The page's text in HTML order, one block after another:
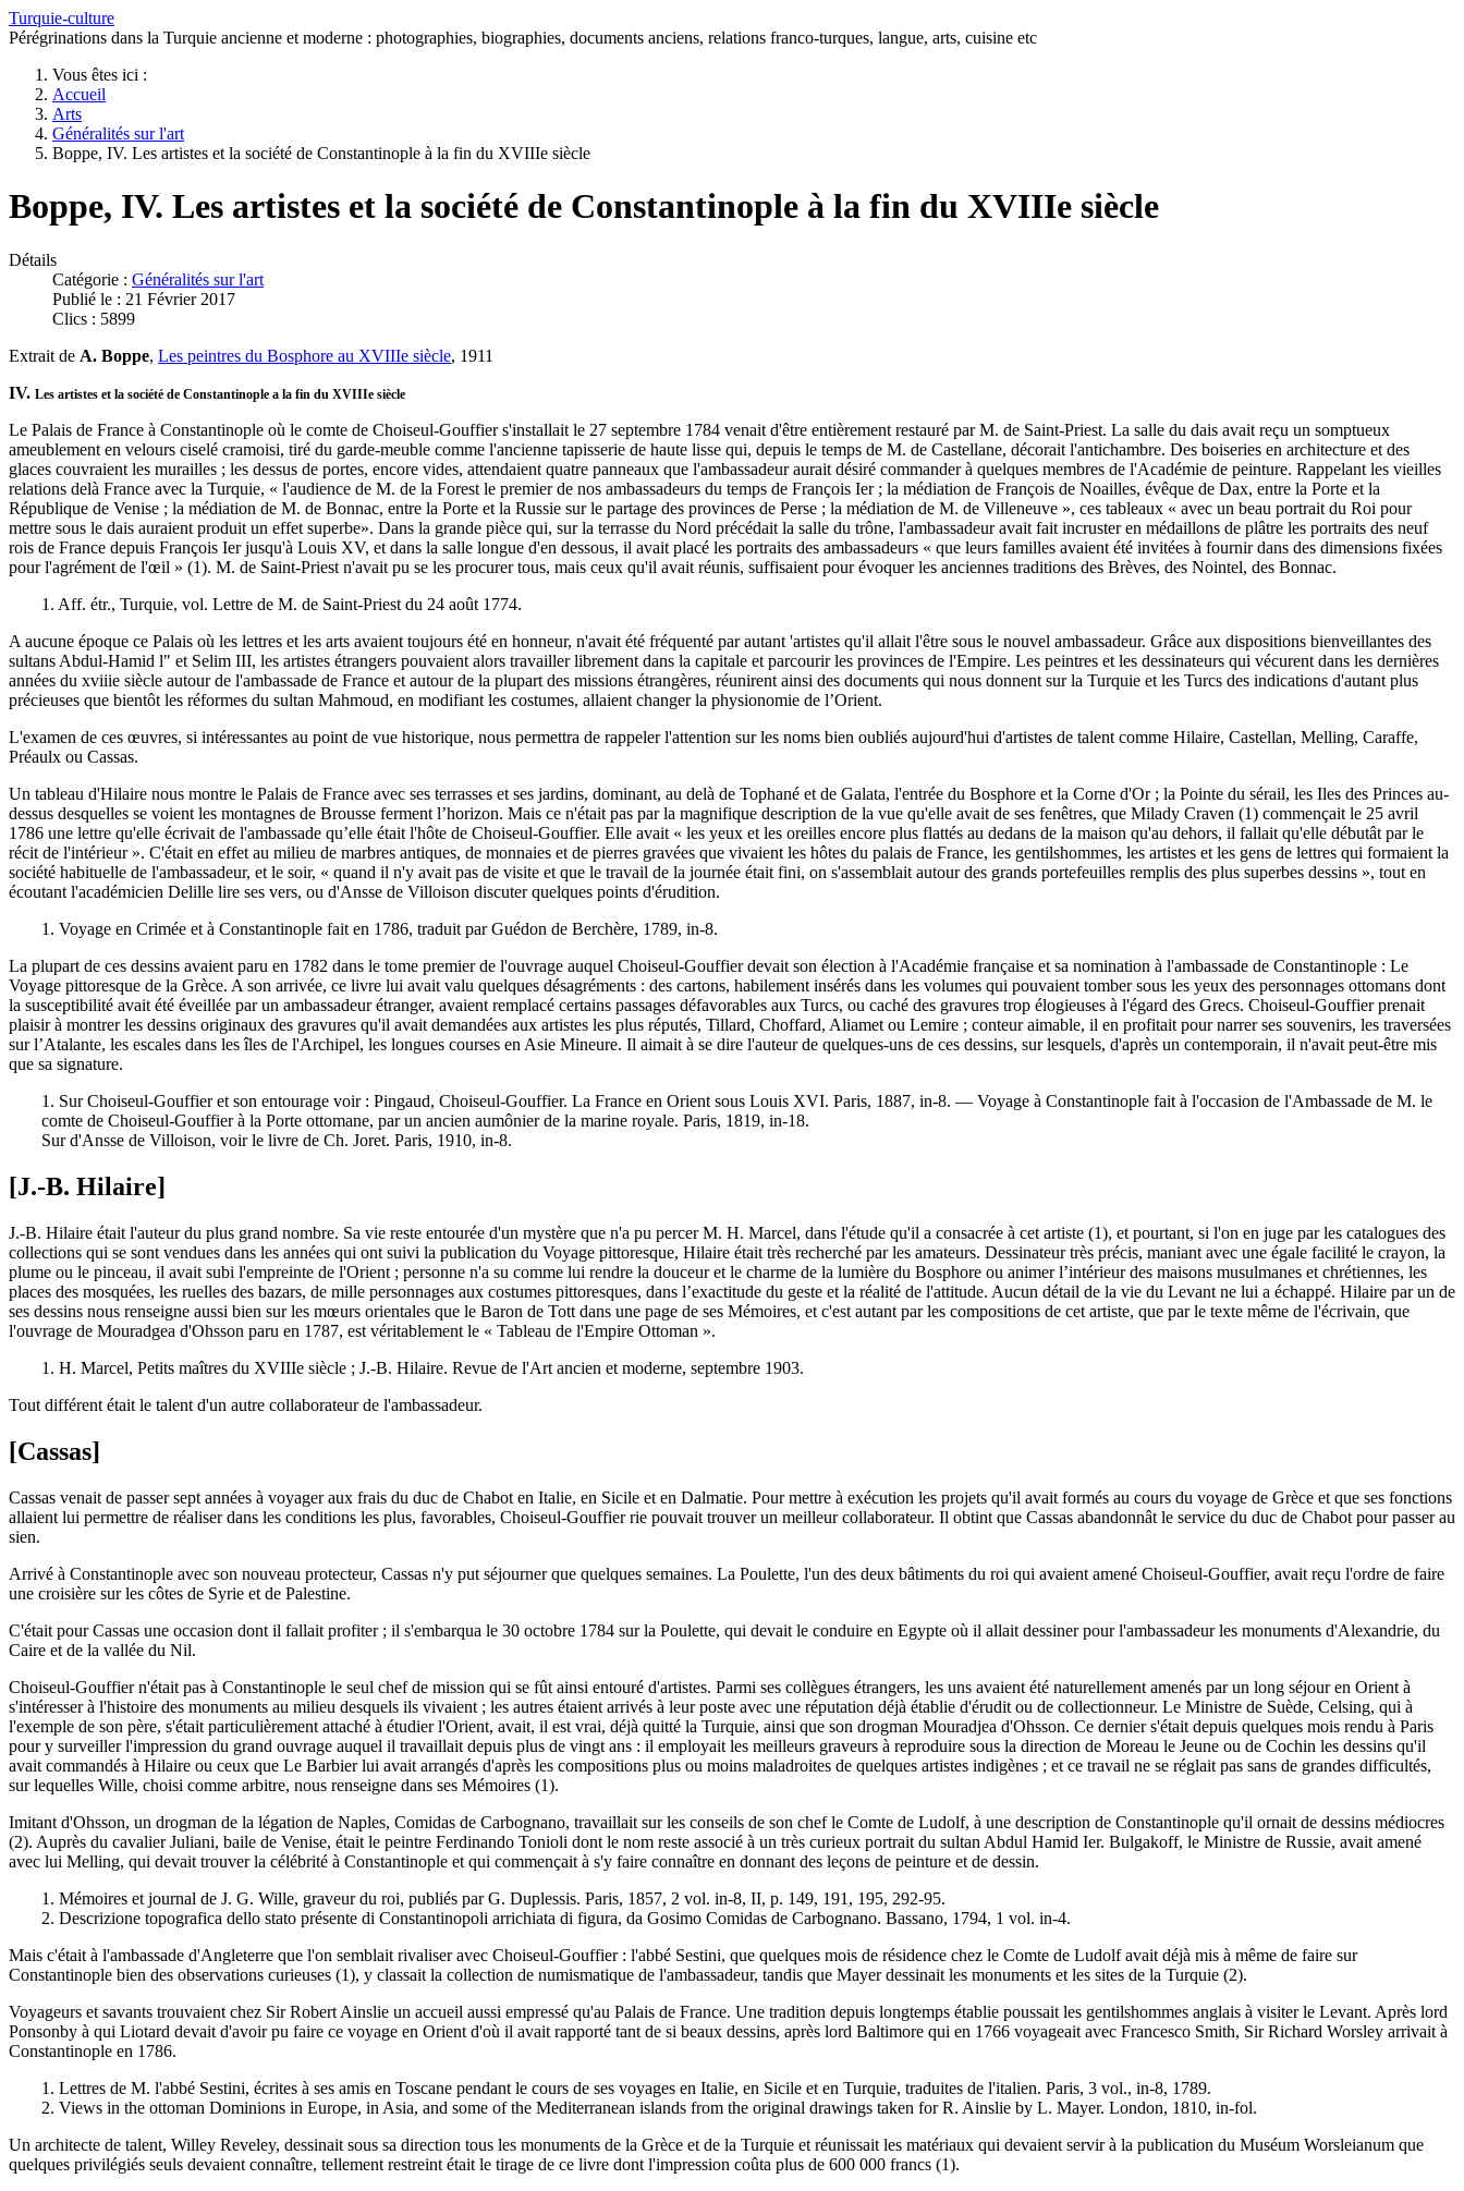
Turquie-culture
Pérégrinations dans la Turquie ancienne et moderne : photographies, biographies, documents anciens, relations franco-turques, langue, arts, cuisine etc
Vous êtes ici :
Accueil
Arts
Généralités sur l'art
Boppe, IV. Les artistes et la société de Constantinople à la fin du XVIIIe siècle
Boppe, IV. Les artistes et la société de Constantinople à la fin du XVIIIe siècle
Détails
Catégorie : Généralités sur l'art
Publié le : 21 Février 2017
Clics : 5899
Extrait de A. Boppe, Les peintres du Bosphore au XVIIIe siècle, 1911
IV. Les artistes et la société de Constantinople a la fin du XVIIIe siècle
Le Palais de France à Constantinople où le comte de Choiseul-Gouffier s'installait le 27 septembre 1784 venait d'être entièrement restauré par M. de Saint-Priest. La salle du dais avait reçu un somptueux
ameublement en velours ciselé cramoisi, tiré du garde-meuble comme l'ancienne tapisserie de haute lisse qui, depuis le temps de M. de Castellane, décorait l'antichambre. Des boiseries en architecture et des
glaces couvraient les murailles ; les dessus de portes, encore vides, attendaient quatre panneaux que l'ambassadeur aurait désiré commander à quelques membres de l'Académie de peinture. Rappelant les vieilles
relations delà France avec la Turquie, « l'audience de M. de la Forest le premier de nos ambassadeurs du temps de François Ier ; la médiation de François de Noailles, évêque de Dax, entre la Porte et la
République de Venise ; la médiation de M. de Bonnac, entre la Porte et la Russie sur le partage des provinces de Perse ; la médiation de M. de Villeneuve », ces tableaux « avec un beau portrait du Roi pour
mettre sous le dais auraient produit un effet superbe». Dans la grande pièce qui, sur la terrasse du Nord précédait la salle du trône, l'ambassadeur avait fait incruster en médaillons de plâtre les portraits des neuf
rois de France depuis François Ier jusqu'à Louis XV, et dans la salle longue d'en dessous, il avait placé les portraits des ambassadeurs « que leurs familles avaient été invitées à fournir dans des dimensions fixées
pour l'agrément de l'œil » (1). M. de Saint-Priest n'avait pu se les procurer tous, mais ceux qu'il avait réunis, suffisaient pour évoquer les anciennes traditions des Brèves, des Nointel, des Bonnac.
1. Aff. étr., Turquie, vol. Lettre de M. de Saint-Priest du 24 août 1774.
A aucune époque ce Palais où les lettres et les arts avaient toujours été en honneur, n'avait été fréquenté par autant 'artistes qu'il allait l'être sous le nouvel ambassadeur. Grâce aux dispositions bienveillantes des
sultans Abdul-Hamid l" et Selim III, les artistes étrangers pouvaient alors travailler librement dans la capitale et parcourir les provinces de l'Empire. Les peintres et les dessinateurs qui vécurent dans les dernières
années du xviiie siècle autour de l'ambassade de France et autour de la plupart des missions étrangères, réunirent ainsi des documents qui nous donnent sur la Turquie et les Turcs des indications d'autant plus
précieuses que bientôt les réformes du sultan Mahmoud, en modifiant les costumes, allaient changer la physionomie de l’Orient.
L'examen de ces œuvres, si intéressantes au point de vue historique, nous permettra de rappeler l'attention sur les noms bien oubliés aujourd'hui d'artistes de talent comme Hilaire, Castellan, Melling, Caraffe,
Préaulx ou Cassas.
Un tableau d'Hilaire nous montre le Palais de France avec ses terrasses et ses jardins, dominant, au delà de Tophané et de Galata, l'entrée du Bosphore et la Corne d'Or ; la Pointe du sérail, les Iles des Princes au-
dessus desquelles se voient les montagnes de Brousse ferment l’horizon. Mais ce n'était pas par la magnifique description de la vue qu'elle avait de ses fenêtres, que Milady Craven (1) commençait le 25 avril
1786 une lettre qu'elle écrivait de l'ambassade qu’elle était l'hôte de Choiseul-Gouffier. Elle avait « les yeux et les oreilles encore plus flattés au dedans de la maison qu'au dehors, il fallait qu'elle débutât par le
récit de l'intérieur ». C'était en effet au milieu de marbres antiques, de monnaies et de pierres gravées que vivaient les hôtes du palais de France, les gentilshommes, les artistes et les gens de lettres qui formaient la
société habituelle de l'ambassadeur, et le soir, « quand il n'y avait pas de visite et que le travail de la journée était fini, on s'assemblait autour des grands portefeuilles remplis des plus superbes dessins », tout en
écoutant l'académicien Delille lire ses vers, ou d'Ansse de Villoison discuter quelques points d'érudition.
1. Voyage en Crimée et à Constantinople fait en 1786, traduit par Guédon de Berchère, 1789, in-8.
La plupart de ces dessins avaient paru en 1782 dans le tome premier de l'ouvrage auquel Choiseul-Gouffier devait son élection à l'Académie française et sa nomination à l'ambassade de Constantinople : Le
Voyage pittoresque de la Grèce. A son arrivée, ce livre lui avait valu quelques désagréments : des cartons, habilement insérés dans les volumes qui pouvaient tomber sous les yeux des personnages ottomans dont
la susceptibilité avait été éveillée par un ambassadeur étranger, avaient remplacé certains passages défavorables aux Turcs, ou caché des gravures trop élogieuses à l'égard des Grecs. Choiseul-Gouffier prenait
plaisir à montrer les dessins originaux des gravures qu'il avait demandées aux artistes les plus réputés, Tillard, Choffard, Aliamet ou Lemire ; conteur aimable, il en profitait pour narrer ses souvenirs, les traversées
sur l’Atalante, les escales dans les îles de l'Archipel, les longues courses en Asie Mineure. Il aimait à se dire l'auteur de quelques-uns de ces dessins, sur lesquels, d'après un contemporain, il n'avait peut-être mis
que sa signature.
1. Sur Choiseul-Gouffier et son entourage voir : Pingaud, Choiseul-Gouffier. La France en Orient sous Louis XVI. Paris, 1887, in-8. — Voyage à Constantinople fait à l'occasion de l'Ambassade de M. le
comte de Choiseul-Gouffier à la Porte ottomane, par un ancien aumônier de la marine royale. Paris, 1819, in-18.
Sur d'Ansse de Villoison, voir le livre de Ch. Joret. Paris, 1910, in-8.
[J.-B. Hilaire]
J.-B. Hilaire était l'auteur du plus grand nombre. Sa vie reste entourée d'un mystère que n'a pu percer M. H. Marcel, dans l'étude qu'il a consacrée à cet artiste (1), et pourtant, si l'on en juge par les catalogues des
collections qui se sont vendues dans les années qui ont suivi la publication du Voyage pittoresque, Hilaire était très recherché par les amateurs. Dessinateur très précis, maniant avec une égale facilité le crayon, la
plume ou le pinceau, il avait subi l'empreinte de l'Orient ; personne n'a su comme lui rendre la douceur et le charme de la lumière du Bosphore ou animer l’intérieur des maisons musulmanes et chrétiennes, les
places des mosquées, les ruelles des bazars, de mille personnages aux costumes pittoresques, dans l’exactitude du geste et la réalité de l'attitude. Aucun détail de la vie du Levant ne lui a échappé. Hilaire par un de
ses dessins nous renseigne aussi bien sur les mœurs orientales que le Baron de Tott dans une page de ses Mémoires, et c'est autant par les compositions de cet artiste, que par le texte même de l'écrivain, que
l'ouvrage de Mouradgea d'Ohsson paru en 1787, est véritablement le « Tableau de l'Empire Ottoman ».
1. H. Marcel, Petits maîtres du XVIIIe siècle ; J.-B. Hilaire. Revue de l'Art ancien et moderne, septembre 1903.
Tout différent était le talent d'un autre collaborateur de l'ambassadeur.
[Cassas]
Cassas venait de passer sept années à voyager aux frais du duc de Chabot en Italie, en Sicile et en Dalmatie. Pour mettre à exécution les projets qu'il avait formés au cours du voyage de Grèce et que ses fonctions
allaient lui permettre de réaliser dans les conditions les plus, favorables, Choiseul-Gouffier rie pouvait trouver un meilleur collaborateur. Il obtint que Cassas abandonnât le service du duc de Chabot pour passer au
sien.
Arrivé à Constantinople avec son nouveau protecteur, Cassas n'y put séjourner que quelques semaines. La Poulette, l'un des deux bâtiments du roi qui avaient amené Choiseul-Gouffier, avait reçu l'ordre de faire
une croisière sur les côtes de Syrie et de Palestine.
C'était pour Cassas une occasion dont il fallait profiter ; il s'embarqua le 30 octobre 1784 sur la Poulette, qui devait le conduire en Egypte où il allait dessiner pour l'ambassadeur les monuments d'Alexandrie, du
Caire et de la vallée du Nil.
Choiseul-Gouffier n'était pas à Constantinople le seul chef de mission qui se fût ainsi entouré d'artistes. Parmi ses collègues étrangers, les uns avaient été naturellement amenés par un long séjour en Orient à
s'intéresser à l'histoire des monuments au milieu desquels ils vivaient ; les autres étaient arrivés à leur poste avec une réputation déjà établie d'érudit ou de collectionneur. Le Ministre de Suède, Celsing, qui à
l'exemple de son père, s'était particulièrement attaché à étudier l'Orient, avait, il est vrai, déjà quitté la Turquie, ainsi que son drogman Mouradjea d'Ohsson. Ce dernier s'était depuis quelques mois rendu à Paris
pour y surveiller l'impression du grand ouvrage auquel il travaillait depuis plus de vingt ans : il employait les meilleurs graveurs à reproduire sous la direction de Moreau le Jeune ou de Cochin les dessins qu'il
avait commandés à Hilaire ou ceux que Le Barbier lui avait arrangés d'après les compositions plus ou moins maladroites de quelques artistes indigènes ; et ce travail ne se réglait pas sans de grandes difficultés,
sur lequelles Wille, choisi comme arbitre, nous renseigne dans ses Mémoires (1).
Imitant d'Ohsson, un drogman de la légation de Naples, Comidas de Carbognano, travaillait sur les conseils de son chef le Comte de Ludolf, à une description de Constantinople qu'il ornait de dessins médiocres
(2). Auprès du cavalier Juliani, baile de Venise, était le peintre Ferdinando Tonioli dont le nom reste associé à un très curieux portrait du sultan Abdul Hamid Ier. Bulgakoff, le Ministre de Russie, avait amené
avec lui Melling, qui devait trouver la célébrité à Constantinople et qui commençait à s'y faire connaître en donnant des leçons de peinture et de dessin.
1. Mémoires et journal de J. G. Wille, graveur du roi, publiés par G. Duplessis. Paris, 1857, 2 vol. in-8, II, p. 149, 191, 195, 292-95.
2. Descrizione topografica dello stato présente di Constantinopoli arrichiata di figura, da Gosimo Comidas de Carbognano. Bassano, 1794, 1 vol. in-4.
Mais c'était à l'ambassade d'Angleterre que l'on semblait rivaliser avec Choiseul-Gouffier : l'abbé Sestini, que quelques mois de résidence chez le Comte de Ludolf avait déjà mis à même de faire sur
Constantinople bien des observations curieuses (1), y classait la collection de numismatique de l'ambassadeur, tandis que Mayer dessinait les monuments et les sites de la Turquie (2).
Voyageurs et savants trouvaient chez Sir Robert Ainslie un accueil aussi empressé qu'au Palais de France. Une tradition depuis longtemps établie poussait les gentilshommes anglais à visiter le Levant. Après lord
Ponsonby à qui Liotard devait d'avoir pu faire ce voyage en Orient d'où il avait rapporté tant de si beaux dessins, après lord Baltimore qui en 1766 voyageait avec Francesco Smith, Sir Richard Worsley arrivait à
Constantinople en 1786.
1. Lettres de M. l'abbé Sestini, écrites à ses amis en Toscane pendant le cours de ses voyages en Italie, en Sicile et en Turquie, traduites de l'italien. Paris, 3 vol., in-8, 1789.
2. Views in the ottoman Dominions in Europe, in Asia, and some of the Mediterranean islands from the original drawings taken for R. Ainslie by L. Mayer. London, 1810, in-fol.
Un architecte de talent, Willey Reveley, dessinait sous sa direction tous les monuments de la Grèce et de la Turquie et réunissait les matériaux qui devaient servir à la publication du Muséum Worsleianum que
quelques privilégiés seuls devaient connaître, tellement restreint était le tirage de ce livre dont l'impression coûta plus de 600 000 francs (1).